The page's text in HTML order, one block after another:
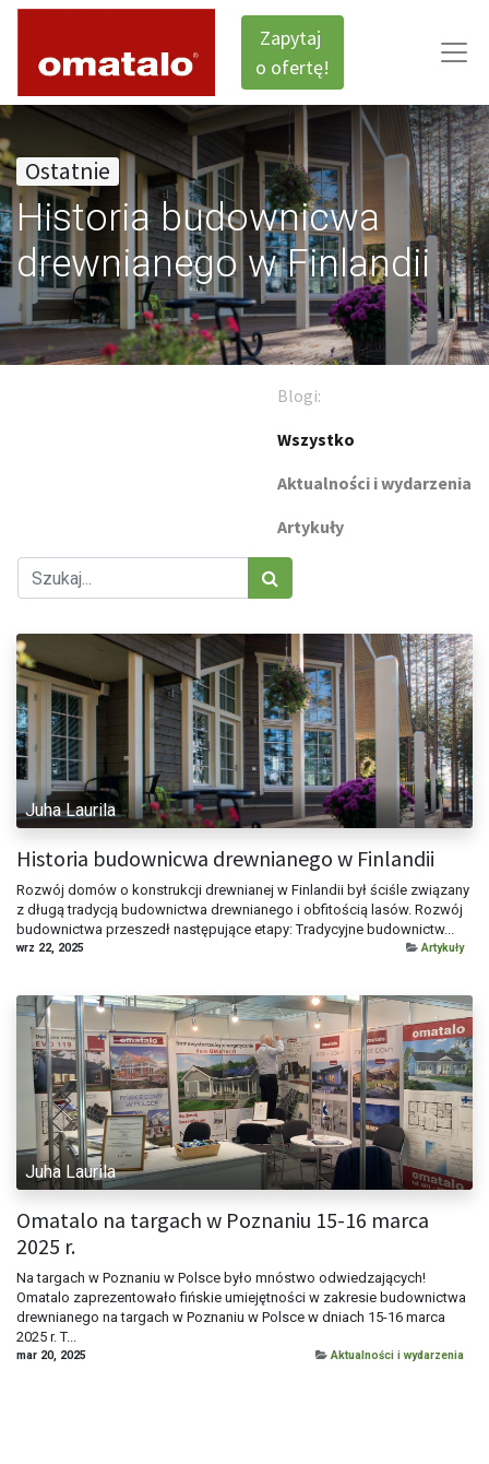
Zapytaj
o ofertę!
Ostatnie
Historia budownicwa
drewnianego w Finlandii
Blogi:
Wszystko
Aktualności i wydarzenia
Artykuły
Juha Laurila
Historia budownicwa drewnianego w Finlandii
Rozwój domów o konstrukcji drewnianej w Finlandii był ściśle związany
z długą tradycją budownictwa drewnianego i obfitością lasów. Rozwój
budownictwa przeszedł następujące etapy: Tradycyjne budownictw...
wrz 22, 2025 Artykuły
Juha Laurila
Omatalo na targach w Poznaniu 15-16 marca
2025 r.
Na targach w Poznaniu w Polsce było mnóstwo odwiedzających!
Omatalo zaprezentowało fińskie umiejętności w zakresie budownictwa
drewnianego na targach w Poznaniu w Polsce w dniach 15-16 marca
2025 r. T...
mar 20, 2025 Aktualności i wydarzenia